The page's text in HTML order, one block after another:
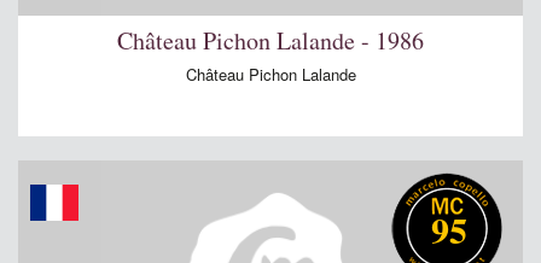
Château Pichon Lalande - 1986
Château Pichon Lalande
95